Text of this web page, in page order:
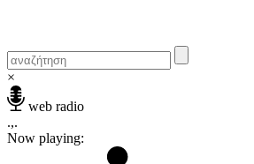
×
web radio
.,.
Now playing: